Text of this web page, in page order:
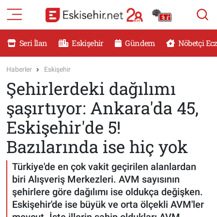
Seri İlan Eskişehir Gündem Nöbetçi
Haberler Eskişehir
Şehirlerdeki dağılımı
şaşırtıyor: Ankara'da 45,
Eskişehir'de 5!
Bazılarında ise hiç yok
Türkiye'de en çok vakit geçirilen alanlardan
biri Alışveriş Merkezleri. AVM sayısının
şehirlere göre dağılımı ise oldukça değişken.
Eskişehir'de ise büyük ve orta ölçekli AVM'ler
RESMİ İLANLAR
DÜNYA
SAĞLIK
MAGAZİN
KADIN
TEKNOLOJİ
YEMEK
Eskişehir Nöbetçi Eczaneler
Eskişehir Namaz Vakitleri
Eskişehir Trafik Yoğunluk Haritası
Süper Lig Puan Durumu ve Fikstür
Tüm Manşetler
Son Dakika Haberleri
Haber Arşivi